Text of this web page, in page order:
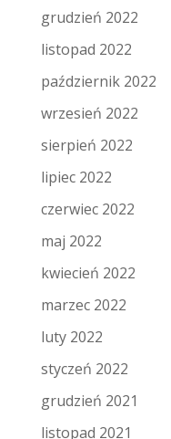
grudzień 2022
listopad 2022
październik 2022
wrzesień 2022
sierpień 2022
lipiec 2022
czerwiec 2022
maj 2022
kwiecień 2022
marzec 2022
luty 2022
styczeń 2022
grudzień 2021
listopad 2021